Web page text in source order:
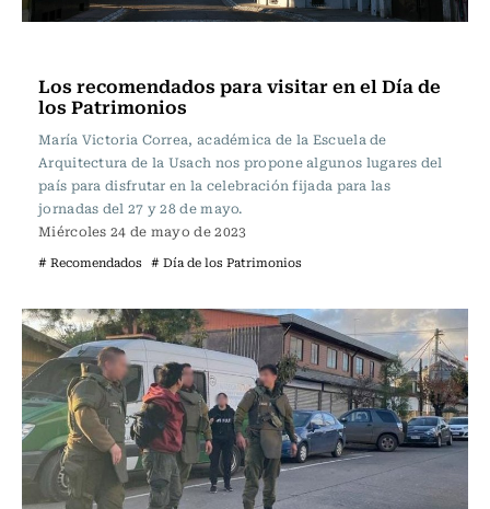
Los recomendados para visitar en el Día de
los Patrimonios
María Victoria Correa, académica de la Escuela de
Arquitectura de la Usach nos propone algunos lugares del
país para disfrutar en la celebración fijada para las
jornadas del 27 y 28 de mayo.
Miércoles 24 de mayo de 2023
# Recomendados # Día de los Patrimonios